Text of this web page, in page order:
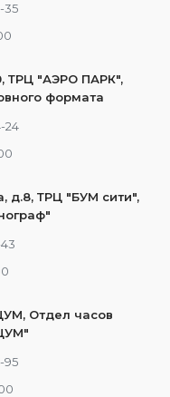
35
ТРЦ "АЭРО ПАРК",
формата
24
д.8, ТРЦ "БУМ сити",
Отдел часов
95